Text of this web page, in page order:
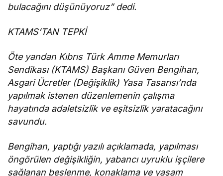
bulacağını düşünüyoruz” dedi.
KTAMS’TAN TEPKİ
Öte yandan Kıbrıs Türk Amme Memurları
Sendikası (KTAMS) Başkanı Güven Bengihan,
Asgari Ücretler (Değişiklik) Yasa Tasarısı’nda
yapılmak istenen düzenlemenin çalışma
hayatında adaletsizlik ve eşitsizlik yaratacağını
savundu.
Bengihan, yaptığı yazılı açıklamada, yapılması
öngörülen değişikliğin, yabancı uyruklu işçilere
sağlanan beslenme, konaklama ve yaşam